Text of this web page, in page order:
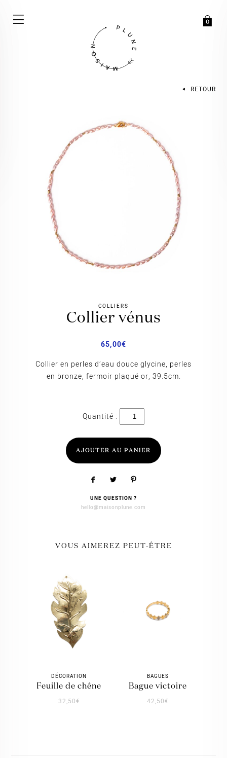
0
RETOUR
COLLIERS
collier vénus
65,00€
Collier en perles d’eau douce glycine, perles
en bronze, fermoir plaqué or, 39.5cm.
quantité
Collier
AJOUTER AU PANIER
UNE QUESTION ?
hello@maisonplune.com
VOUS AIMEREZ PEUT-ÊTRE
DÉCORATION
feuille de chêne
32,50€
BAGUES
bague victoire
42,50€